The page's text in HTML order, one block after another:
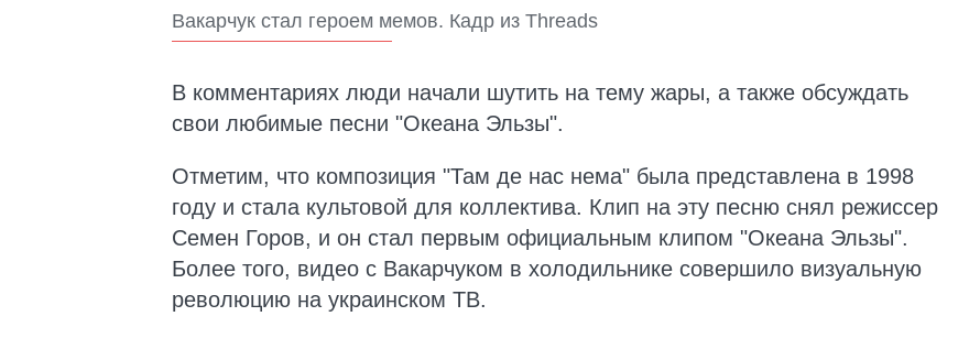
Вакарчук стал героем мемов. Кадр из Threads
В комментариях люди начали шутить на тему жары, а также обсуждать
свои любимые песни "Океана Эльзы".
Отметим, что композиция "Там де нас нема" была представлена в 1998
году и стала культовой для коллектива. Клип на эту песню снял режиссер
Семен Горов, и он стал первым официальным клипом "Океана Эльзы".
Более того, видео с Вакарчуком в холодильнике совершило визуальную
революцию на украинском ТВ.